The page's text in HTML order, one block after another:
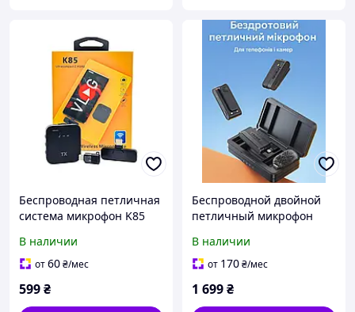
Беспроводная петличная
система микрофон K85
В наличии
от60₴/мес
599₴
Беспроводной двойной
петличный микрофон
смартфонов
В наличии
от 170₴/мес
1 699₴